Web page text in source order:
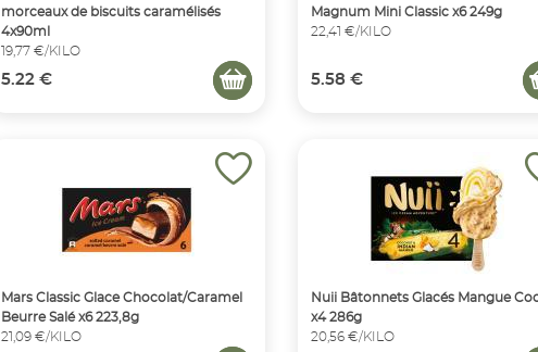
morceaux de biscuits caramélisés
4x90ml
19,77 €/KILO
5.22 €
Magnum Mini Classic x6 249g
22,41 €/KILO
5.58 €
Mars Classic Glace Chocolat/Caramel
Beurre Salé x6 223,8g
21,09 €/KILO
Nuii Bâtonnets Glacés Mangue
x4 286g
20,56 €/KILO